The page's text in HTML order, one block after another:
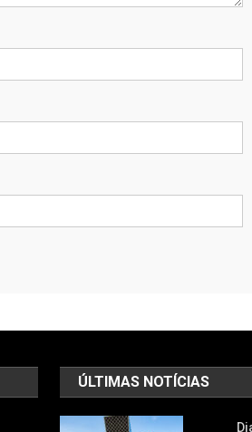
ÚLTIMAS NOTÍCIAS